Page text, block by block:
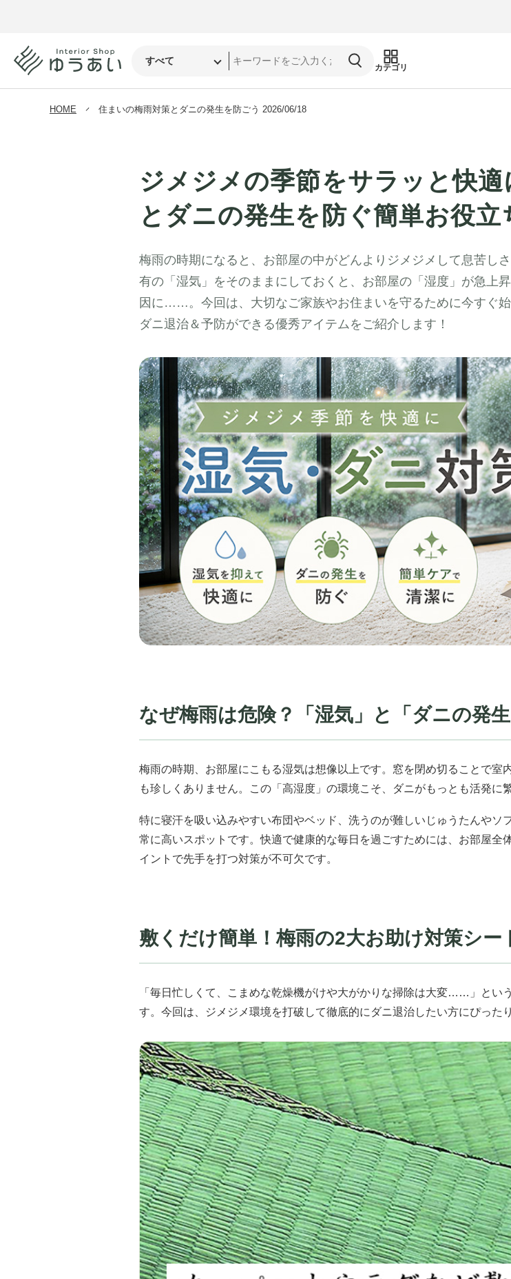
カテゴリ
HOME 住まいの梅雨対策とダニの発生を防ごう 2026/06/18
ジメジメの季節をサラッと快
とダニの発生を防ぐ簡単お役立
梅雨の時期になると、お部屋の中がどんよりジメジメして息苦し
有の「湿気」をそのままにしておくと、お部屋の「湿度」が急上
因に……。今回は、大切なご家族やお住まいを守るために今すぐ
ダニ退治＆予防ができる優秀アイテムをご紹介します！
なぜ梅雨は危険？「湿気」と「ダニの発
梅雨の時期、お部屋にこもる湿気は想像以上です。窓を閉め切ることで室
も珍しくありません。この「高湿度」の環境こそ、ダニがもっとも活発に
特に寝汗を吸い込みやすい布団やベッド、洗うのが難しいじゅうたんや
常に高いスポットです。快適で健康的な毎日を過ごすためには、お部屋全
イントで先手を打つ対策が不可欠です。
敷くだけ簡単！梅雨の2大お助け対策シー
「毎日忙しくて、こまめな乾燥機がけや大がかりな掃除は大変……」とい
す。今回は、ジメジメ環境を打破して徹底的にダニ退治したい方にぴった